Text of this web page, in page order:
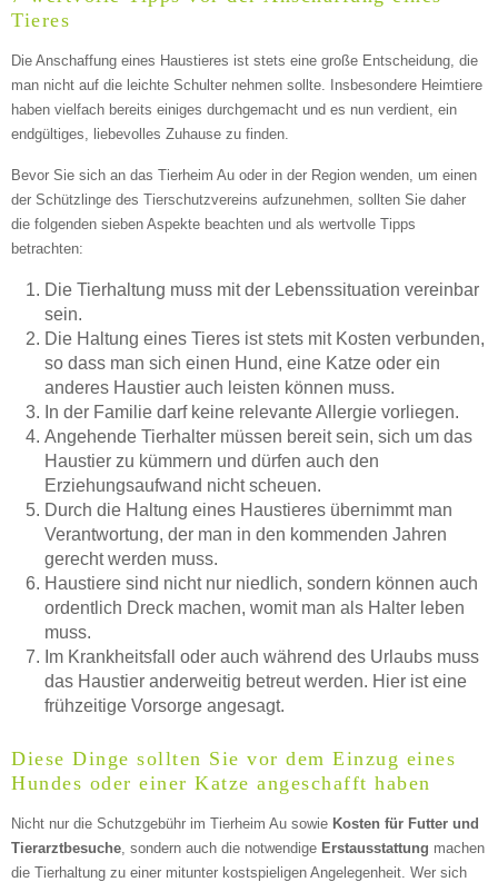
Montag
—
ÖFFNUNGSZEITEN HINZUFÜGEN
Dienstag
—
ÖFFNUNGSZEITEN HINZUFÜGEN
Mittwoch
—
ÖFFNUNGSZEITEN HINZUFÜGEN
Donnerstag
ÖFFNUNGSZEITEN HINZUFÜGEN
Freitag
Tieres
Die Anschaffung eines Haustieres ist stets eine große Entscheidung, die
man nicht auf die leichte Schulter nehmen sollte. Insbesondere Heimtiere
haben vielfach bereits einiges durchgemacht und es nun verdient, ein
endgültiges, liebevolles Zuhause zu finden.
Bevor Sie sich an das Tierheim Au oder in der Region wenden, um einen
der Schützlinge des Tierschutzvereins aufzunehmen, sollten Sie daher
die folgenden sieben Aspekte beachten und als wertvolle Tipps
betrachten:
Die Tierhaltung muss mit der Lebenssituation vereinbar
sein.
Die Haltung eines Tieres ist stets mit Kosten verbunden,
so dass man sich einen Hund, eine Katze oder ein
anderes Haustier auch leisten können muss.
In der Familie darf keine relevante Allergie vorliegen.
Angehende Tierhalter müssen bereit sein, sich um das
Haustier zu kümmern und dürfen auch den
Erziehungsaufwand nicht scheuen.
Durch die Haltung eines Haustieres übernimmt man
Verantwortung, der man in den kommenden Jahren
gerecht werden muss.
Haustiere sind nicht nur niedlich, sondern können auch
ordentlich Dreck machen, womit man als Halter leben
muss.
Im Krankheitsfall oder auch während des Urlaubs muss
das Haustier anderweitig betreut werden. Hier ist eine
frühzeitige Vorsorge angesagt.
Diese Dinge sollten Sie vor dem Einzug eines
Hundes oder einer Katze angeschafft haben
Nicht nur die Schutzgebühr im Tierheim Au sowie Kosten für Futter und
Tierarztbesuche , sondern auch die notwendige Erstausstattung machen
die Tierhaltung zu einer mitunter kostspieligen Angelegenheit. Wer sich